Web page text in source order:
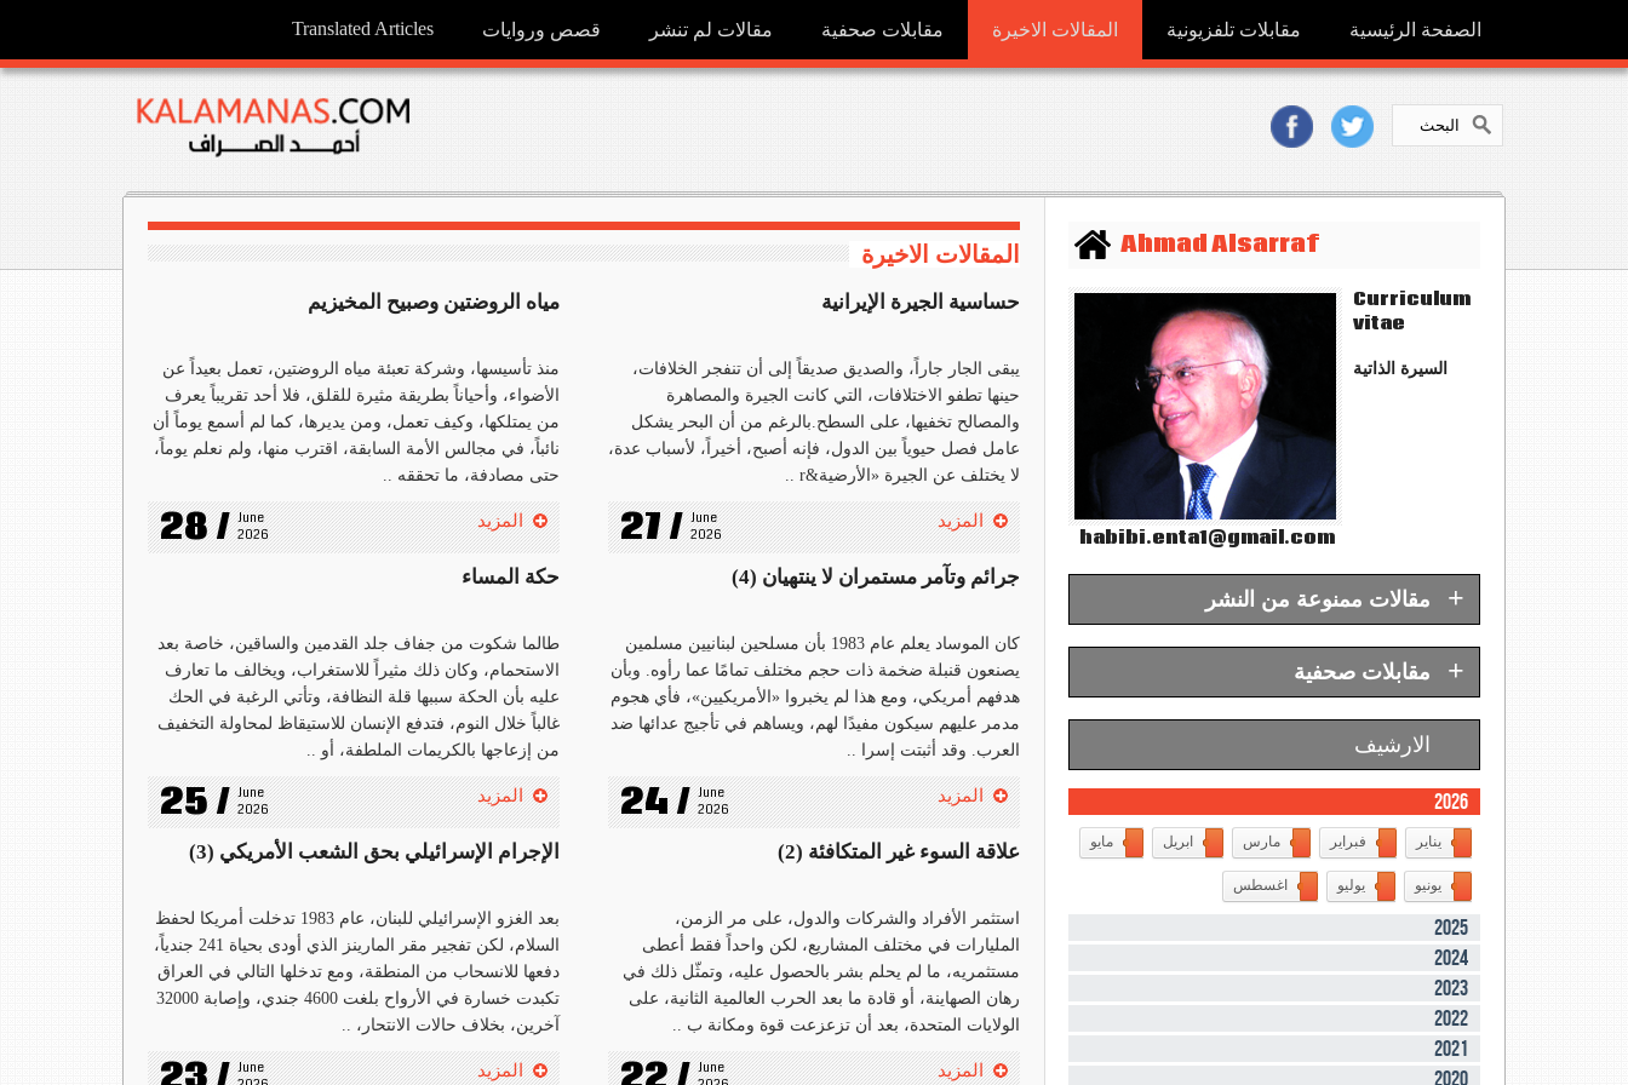
الصفحة الرئيسية مقابلات تلفزيونية المقالات الاخيرة مقابلات صحفية مقالات لم تنشر قصص وروايات Translated Articles
المقالات الاخيرة
مياه الروضتين وصبيح المخيزيم
منذ تأسيسها، وشركة تعبئة مياه الروضتين، تعمل بعيداً عن
الأضواء، وأحياناً بطريقة مثيرة للقلق، فلا أحد تقريباً يعرف
من يمتلكها، وكيف تعمل، ومن يديرها، كما لم أسمع يوماً أن
نائباً، في مجالس الأمة السابقة، اقترب منها، ولم نعلم يوماً،
حتى مصادفة، ما تحققه ..
28 / June
2026
المزيد
حساسية الجيرة الإيرانية
يبقى الجار جاراً، والصديق صديقاً إلى أن تنفجر الخلافات،
حينها تطفو الاختلافات، التي كانت الجيرة والمصاهرة
والمصالح تخفيها، على السطح.بالرغم من أن البحر يشكل
عامل فصل حيوياً بين الدول، فإنه أصبح، أخيراً، لأسباب عدة،
لا يختلف عن الجيرة «الأرضية&r ..
27 / June
2026
المزيد
حكة المساء
طالما شكوت من جفاف جلد القدمين والساقين، خاصة بعد
الاستحمام، وكان ذلك مثيراً للاستغراب، ويخالف ما تعارف
عليه بأن الحكة سببها قلة النظافة، وتأتي الرغبة في الحك
غالباً خلال النوم، فتدفع الإنسان للاستيقاظ لمحاولة التخفيف
من إزعاجها بالكريمات الملطفة، أو ..
25 / June
2026
المزيد
جرائم وتآمر مستمران لا ينتهيان (4)
كان الموساد يعلم عام 1983 بأن مسلحين لبنانيين مسلمين
يصنعون قنبلة ضخمة ذات حجم مختلف تمامًا عما رأوه. وبأن
هدفهم أمريكي، ومع هذا لم يخبروا «الأمريكيين»، فأي هجوم
مدمر عليهم سيكون مفيدًا لهم، ويساهم في تأجيج عدائها ضد
العرب. وقد أثبتت إسرا ..
24 / June
2026
المزيد
الإجرام الإسرائيلي بحق الشعب الأمريكي (3)
بعد الغزو الإسرائيلي للبنان، عام 1983 تدخلت أمريكا لحفظ
السلام، لكن تفجير مقر المارينز الذي أودى بحياة 241 جندياً،
دفعها للانسحاب من المنطقة، ومع تدخلها التالي في العراق
تكبدت خسارة في الأرواح بلغت 4600 جندي، وإصابة 32000
آخرين، بخلاف حالات الانتحار، ..
June
المزيد
علاقة السوء غير المتكافئة (2)
استثمر الأفراد والشركات والدول، على مر الزمن،
المليارات في مختلف المشاريع، لكن واحداً فقط أعطى
مستثمريه، ما لم يحلم بشر بالحصول عليه، وتمثّل ذلك في
رهان الصهاينة، أو قادة ما بعد الحرب العالمية الثانية، على
الولايات المتحدة، بعد أن تزعزعت قوة ومكانة ب ..
June
المزيد
Ahmad Alsarraf
Curriculum
vitae
السيرة الذاتية
habibi.enta1@gmail.com
مقالات ممنوعة من النشر +
مقابلات صحفية +
الارشيف
2026
يناير فبراير مارس ابريل مايو
يونيو يوليو اغسطس
2025
2024
2023
2022
2021
2020